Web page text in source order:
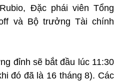
Đặc phái viên Tổng
và Bộ trưởng Tài chính
đỉnh sẽ bắt đầu lúc 11:30
đó đã là 16 tháng 8). Các